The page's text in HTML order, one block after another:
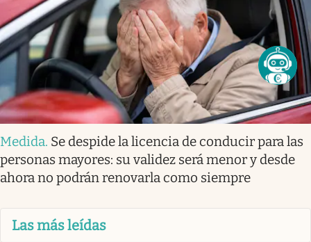
Medida. Se despide la licencia de conducir para las
personas mayores: su validez será menor y desde
ahora no podrán renovarla como siempre
Las más leídas